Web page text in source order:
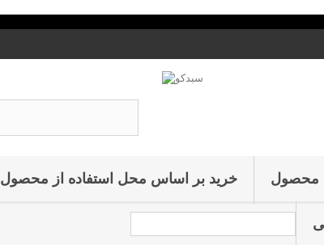
محصول خرید بر اساس محل استفاده از محصول